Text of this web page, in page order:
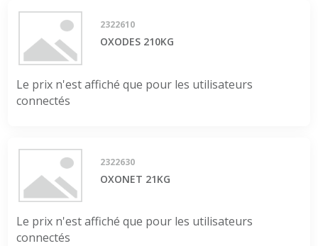
2322610
OXODES 210KG
Le prix n'est affiché que pour les utilisateurs
connectés
2322630
OXONET 21KG
Le prix n'est affiché que pour les utilisateurs
connectés